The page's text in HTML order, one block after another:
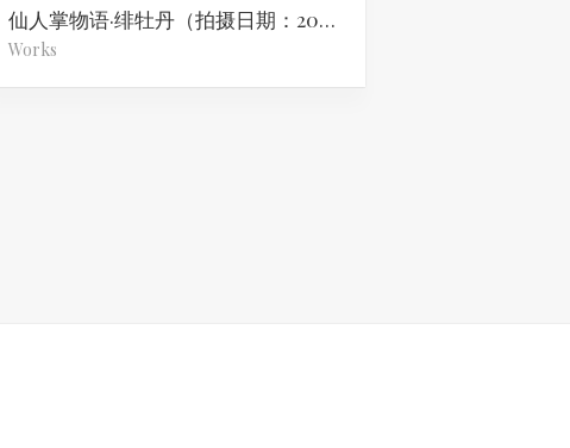
仙人掌物语·绯牡丹（拍摄日期：2011年10月16日）
Works